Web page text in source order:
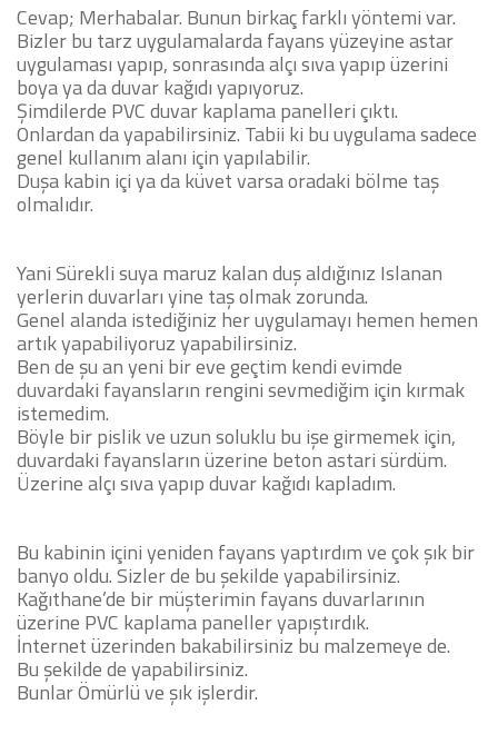
Cevap; Merhabalar. Bunun birkaç farklı yöntemi var.
Bizler bu tarz uygulamalarda fayans yüzeyine astar
uygulaması yapıp, sonrasında alçı sıva yapıp üzerini
boya ya da duvar kağıdı yapıyoruz.
Şimdilerde PVC duvar kaplama panelleri çıktı.
Onlardan da yapabilirsiniz. Tabii ki bu uygulama sadece
genel kullanım alanı için yapılabilir.
Duşa kabin içi ya da küvet varsa oradaki bölme taş
olmalıdır.
Yani Sürekli suya maruz kalan duş aldığınız Islanan
yerlerin duvarları yine taş olmak zorunda.
Genel alanda istediğiniz her uygulamayı hemen hemen
artık yapabiliyoruz yapabilirsiniz.
Ben de şu an yeni bir eve geçtim kendi evimde
duvardaki fayansların rengini sevmediğim için kırmak
istemedim.
Böyle bir pislik ve uzun soluklu bu işe girmemek için,
duvardaki fayansların üzerine beton astari sürdüm.
Üzerine alçı sıva yapıp duvar kağıdı kapladım.
Bu kabinin içini yeniden fayans yaptırdım ve çok şık bir
banyo oldu. Sizler de bu şekilde yapabilirsiniz.
Kağıthane’de bir müşterimin fayans duvarlarının
üzerine PVC kaplama paneller yapıştırdık.
İnternet üzerinden bakabilirsiniz bu malzemeye de.
Bu şekilde de yapabilirsiniz.
Bunlar Ömürlü ve şık işlerdir.